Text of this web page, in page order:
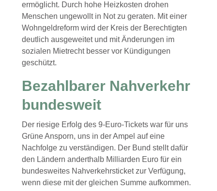
ermöglicht. Durch hohe Heizkosten drohen
Menschen ungewollt in Not zu geraten. Mit einer
Wohngeldreform wird der Kreis der Berechtigten
deutlich ausgeweitet und mit Änderungen im
sozialen Mietrecht besser vor Kündigungen
geschützt.
Bezahlbarer Nahverkehr
bundesweit
Der riesige Erfolg des 9-Euro-Tickets war für uns
Grüne Ansporn, uns in der Ampel auf eine
Nachfolge zu verständigen. Der Bund stellt dafür
den Ländern anderthalb Milliarden Euro für ein
bundesweites Nahverkehrsticket zur Verfügung,
wenn diese mit der gleichen Summe aufkommen.